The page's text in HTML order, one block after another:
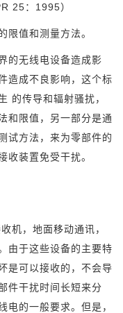
25：1995）
限值和测量方法。
的无线电设备造成影
造成不良影响，这个标
的传导和辐射骚扰，
和限值，另一部分是通
试方法，来为零部件的
收装置免受干扰。
机，地面移动通讯，
由于这些设备的主要特
是可以接收的，不会导
件干扰时间长短来分
电的一般要求。但是，